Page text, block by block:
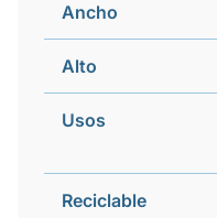
Ancho
Alto
Usos
Reciclable